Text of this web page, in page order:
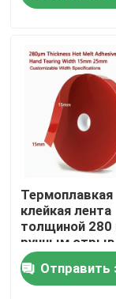
Наша фабрика
контроль
контактные
Отправить
горячий
разрыва рук
Термоплавкая
клейкая лента
толщиной 280
ручным
настраиваемой
шириной для
Отправить